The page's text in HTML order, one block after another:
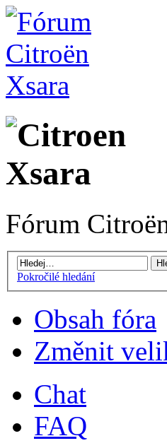
Fórum
Pokročilé hledání
Obsah fóra
Změnit
Chat
FAQ